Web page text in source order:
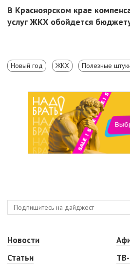
В Красноярском крае
услуг ЖКХ обойдется
Новый год ЖКХ Полезные
Новости
Статьи